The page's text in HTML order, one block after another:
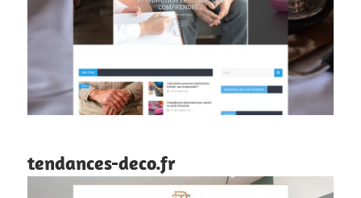
tendances-deco.fr